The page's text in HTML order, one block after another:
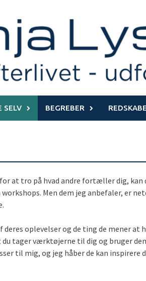
SELV BEGREBER
at tro på hvad andre fortæller dig, kan
Men dem jeg anbefaler, er
oplevelser og de ting de mener at
tager værktøjerne til dig og bruger
til mig, og jeg håber de kan inspirere